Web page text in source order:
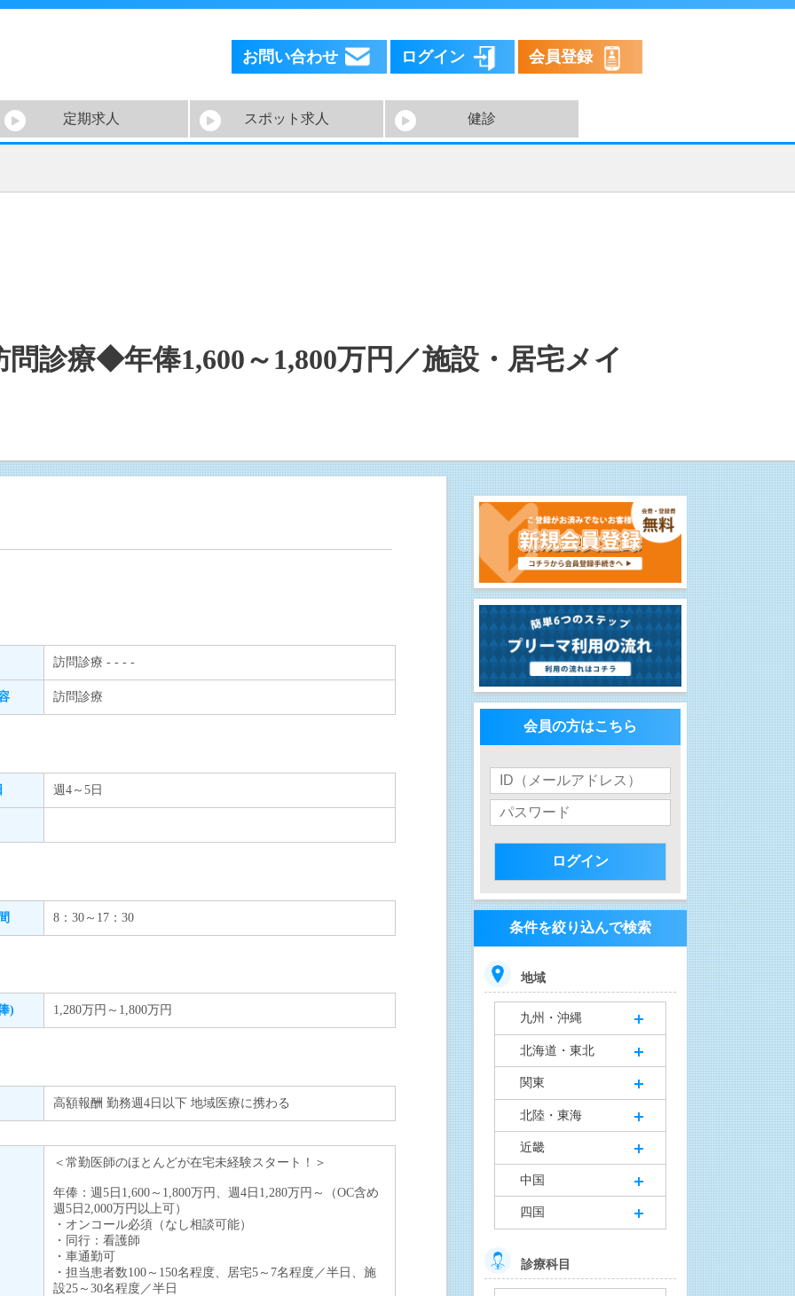
お問い合わせ ログイン 会員登録
定期求人 スポット求人 健診
診療◆年俸1,600～1,800万円／施設・居宅メイ
訪問診療 - - - -
訪問診療
週4～5日
8：30～17：30
) 1,280万円～1,800万円
高額報酬 勤務週4日以下 地域医療に携わる
＜常勤医師のほとんどが在宅未経験スタート！＞
年俸：週5日1,600～1,800万円、週4日1,280万円～（OC含め
週5日2,000万円以上可）
・オンコール必須（なし相談可能）
・同行：看護師
・車通勤可
・担当患者数100～150名程度、居宅5～7名程度／半日、施
設25～30名程度／半日
会員の方はこちら
条件を絞り込んで検索
地域
九州・沖縄
北海道・東北
関東
北陸・東海
近畿
中国
四国
診療科目